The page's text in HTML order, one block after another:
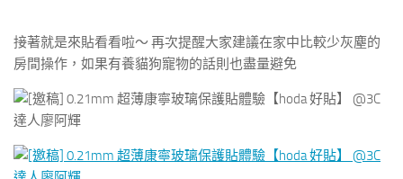
接著就是來貼看看啦～ 再次提醒大家建議在家中比較少灰塵的
房間操作，如果有養貓狗寵物的話則也盡量避免